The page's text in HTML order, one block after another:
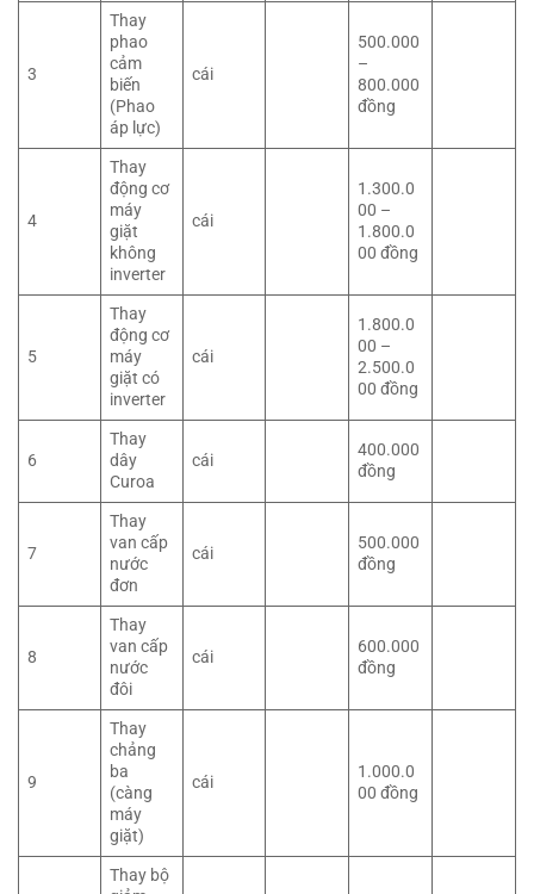
3
Thay
phao
cảm
biến
(Phao
áp lực)
cái
500.000
–
800.000
đồng
4
Thay
động cơ
máy
giặt
không
inverter
cái
1.300.0
00 –
1.800.0
00 đồng
5
Thay
động cơ
máy
giặt có
inverter
cái
1.800.0
00 –
2.500.0
00 đồng
6
Thay
dây
Curoa
cái
400.000
đồng
7
Thay
van cấp
nước
đơn
cái
500.000
đồng
8
Thay
van cấp
nước
đôi
cái
600.000
đồng
9
Thay
chảng
ba
(càng
máy
giặt)
cái
1.000.0
00 đồng
Thay bộ